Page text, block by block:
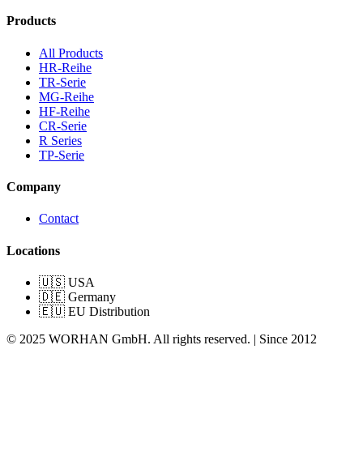
Products
All Products
HR-Reihe
TR-Serie
MG-Reihe
HF-Reihe
CR-Serie
R Series
TP-Serie
Company
Contact
Locations
🇺🇸 USA
🇩🇪 Germany
🇪🇺 EU Distribution
© 2025 WORHAN GmbH. All rights reserved. | Since 2012